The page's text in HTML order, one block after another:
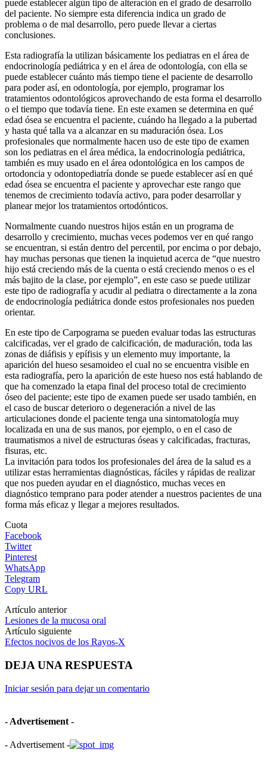
puede establecer algún tipo de alteración en el grado de desarrollo
del paciente. No siempre esta diferencia indica un grado de
problema o de mal desarrollo, pero puede llevar a ciertas
conclusiones.
Esta radiografía la utilizan básicamente los pediatras en el área de
endocrinología pediátrica y en el área de odontología, con ella se
puede establecer cuánto más tiempo tiene el paciente de desarrollo
para poder así, en odontología, por ejemplo, programar los
tratamientos odontológicos aprovechando de esta forma el desarrollo
o el tiempo que todavía tiene. En este examen se determina en qué
edad ósea se encuentra el paciente, cuándo ha llegado a la pubertad
y hasta qué talla va a alcanzar en su maduración ósea. Los
profesionales que normalmente hacen uso de este tipo de examen
son los pediatras en el área médica, la endocrinología pediátrica,
también es muy usado en el área odontológica en los campos de
ortodoncia y odontopediatría donde se puede establecer así en qué
edad ósea se encuentra el paciente y aprovechar este rango que
tenemos de crecimiento todavía activo, para poder desarrollar y
planear mejor los tratamientos ortodónticos.
Normalmente cuando nuestros hijos están en un programa de
desarrollo y crecimiento, muchas veces podemos ver en qué rango
se encuentran, si están dentro del percentil, por encima o por debajo,
hay muchas personas que tienen la inquietud acerca de “que nuestro
hijo está creciendo más de la cuenta o está creciendo menos o es el
más bajito de la clase, por ejemplo”, en este caso se puede utilizar
este tipo de radiografía y acudir al pediatra o directamente a la zona
de endocrinología pediátrica donde estos profesionales nos pueden
orientar.
En este tipo de Carpograma se pueden evaluar todas las estructuras
calcificadas, ver el grado de calcificación, de maduración, toda las
zonas de diáfisis y epífisis y un elemento muy importante, la
aparición del hueso sesamoideo el cual no se encuentra visible en
esta radiografía, pero la aparición de este hueso nos está hablando de
que ha comenzado la etapa final del proceso total de crecimiento
óseo del paciente; este tipo de examen puede ser usado también, en
el caso de buscar deterioro o degeneración a nivel de las
articulaciones donde el paciente tenga una sintomatología muy
localizada en una de sus manos, por ejemplo, o en el caso de
traumatismos a nivel de estructuras óseas y calcificadas, fracturas,
fisuras, etc.
La invitación para todos los profesionales del área de la salud es a
utilizar estas herramientas diagnósticas, fáciles y rápidas de realizar
que nos pueden ayudar en el diagnóstico, muchas veces en
diagnóstico temprano para poder atender a nuestros pacientes de una
forma más eficaz y llegar a mejores resultados.
Cuota
Facebook
Twitter
Pinterest
WhatsApp
Telegram
Copy URL
Artículo anterior
Lesiones de la mucosa oral
Artículo siguiente
Efectos nocivos de los Rayos-X
DEJA UNA RESPUESTA
Iniciar sesión para dejar un comentario
- Advertisement -
- Advertisement -